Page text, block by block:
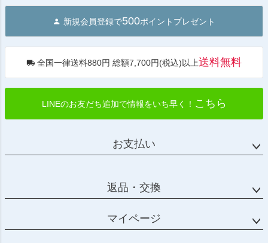
へ
新規会員登録で500ポイントプレゼント
全国一律送料880円 総額7,700円(税込)以上送料無料
LINEのお友だち追加で情報をいち早く！ こちら
お支払い
返品・交換
マイページ